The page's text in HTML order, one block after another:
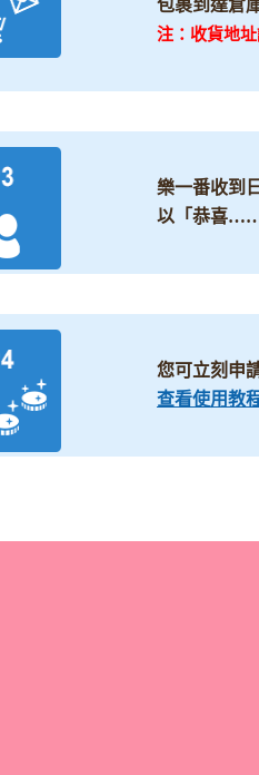
包裹到達倉
注：收貨地
樂一番收到
以「恭喜……
您可立刻申
查看使用教